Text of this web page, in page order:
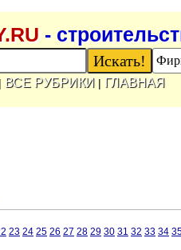
-
ВСЕ РУБРИКИ | ГЛАВНАЯ
23 24 25 26 27 28 29 30 31 32 33 34